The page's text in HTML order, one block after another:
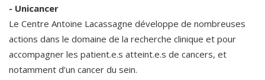
- Unicancer
Le Centre Antoine Lacassagne développe de nombreuses
actions dans le domaine de la recherche clinique et pour
accompagner les patient.e.s atteint.e.s de cancers, et
notamment d’un cancer du sein.